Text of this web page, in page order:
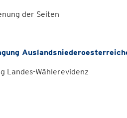
der Seiten
Landes-Wählerevidenz